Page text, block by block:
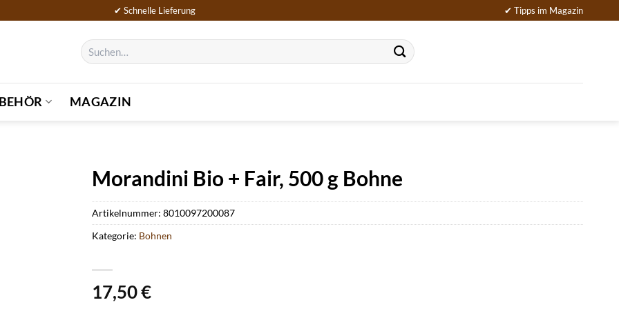
✔ Schnelle Lieferung ✔ Tipps im Magazin
Suchen
nach:
MAGAZIN
Morandini Bio + Fair, 500 g Bohne
17,50€
Artikelnummer:8010097200087
Kategorie: Bohnen